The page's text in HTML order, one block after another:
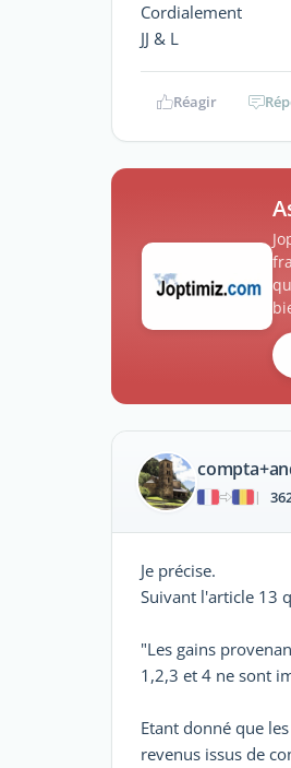
Cordialement
JJ & L
Réagir
|
Je précise.
Suivant l'article 13
"Les gains
1,2,3 et 4 ne sont
Etant donné que
revenus issus de